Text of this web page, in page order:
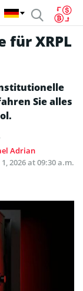
für XRPL
Sie alles
Adrian
1, 2026 at 09:30 a.m.